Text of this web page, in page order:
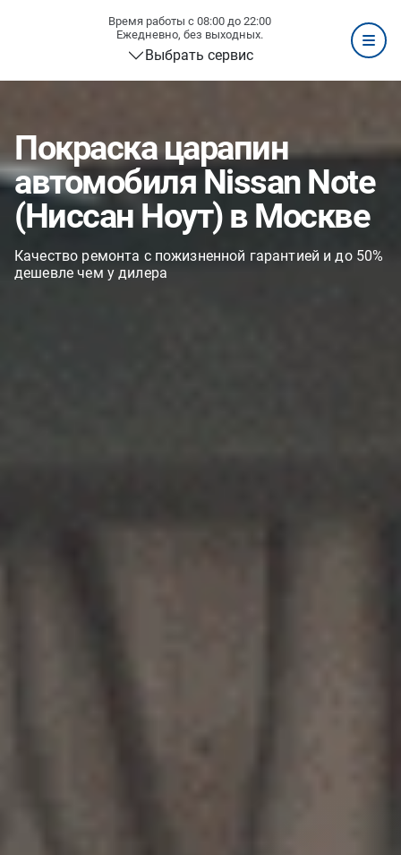
Время работы с 08:00 до 22:00
Ежедневно, без выходных.
Выбрать сервис
Покраска царапин
автомобиля Nissan Note
(Ниссан Ноут) в Москве
Качество ремонта с пожизненной гарантией и до 50%
дешевле чем у дилера